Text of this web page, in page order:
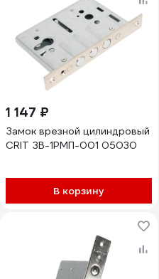
1 147 ₽
Замок врезной цилиндровый
CRIT ЗВ-1РМП-001 05030
В корзину